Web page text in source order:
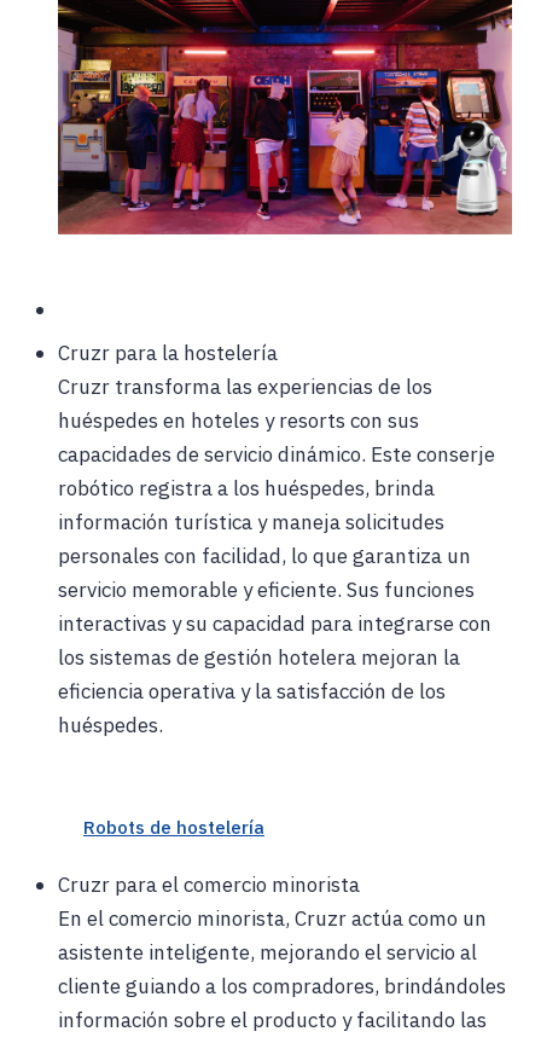
Cruzr para la hostelería
Cruzr transforma las experiencias de los
huéspedes en hoteles y resorts con sus
capacidades de servicio dinámico. Este conserje
robótico registra a los huéspedes, brinda
información turística y maneja solicitudes
personales con facilidad, lo que garantiza un
servicio memorable y eficiente. Sus funciones
interactivas y su capacidad para integrarse con
los sistemas de gestión hotelera mejoran la
eficiencia operativa y la satisfacción de los
huéspedes.
Robots de hostelería
Cruzr para el comercio minorista
En el comercio minorista, Cruzr actúa como un
asistente inteligente, mejorando el servicio al
cliente guiando a los compradores, brindándoles
información sobre el producto y facilitando las